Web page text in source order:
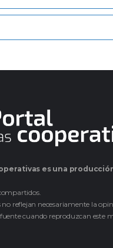
es una
reflejan necesariamente la
cuando reproduzcan este